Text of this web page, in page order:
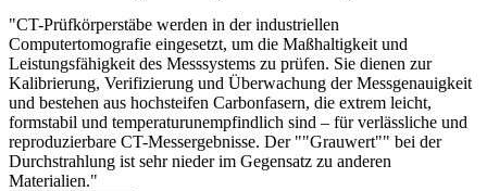
"CT-Prüfkörperstäbe werden in der industriellen
Computertomografie eingesetzt, um die Maßhaltigkeit und
Leistungsfähigkeit des Messsystems zu prüfen. Sie dienen zur
Kalibrierung, Verifizierung und Überwachung der Messgenauigkeit
und bestehen aus hochsteifen Carbonfasern, die extrem leicht,
formstabil und temperaturunempfindlich sind – für verlässliche und
reproduzierbare CT-Messergebnisse. Der ""Grauwert"" bei der
Durchstrahlung ist sehr nieder im Gegensatz zu anderen
Materialien."